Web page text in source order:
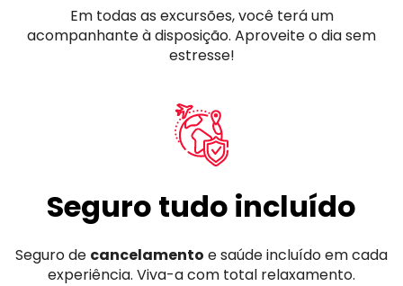
Em todas as excursões, você terá um
acompanhante à disposição. Aproveite o dia sem
estresse!
Seguro tudo incluído
Seguro de cancelamento e saúde incluído em cada
experiência. Viva-a com total relaxamento.